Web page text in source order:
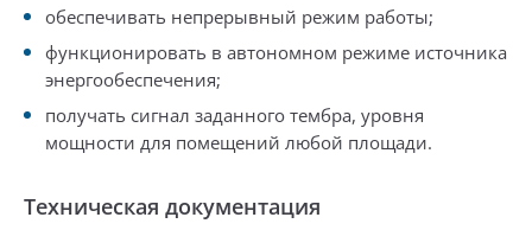
обеспечивать непрерывный режим работы;
функционировать в автономном режиме источника
энергообеспечения;
получать сигнал заданного тембра, уровня
мощности для помещений любой площади.
Техническая документация